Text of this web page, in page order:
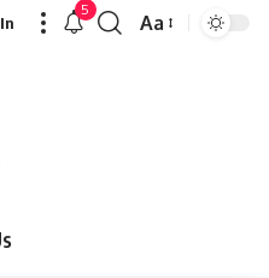
5
Font
Aa